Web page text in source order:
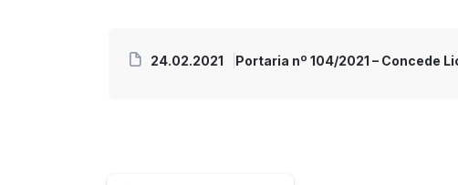
24.02.2021 Portaria nº 104/2021 – Concede